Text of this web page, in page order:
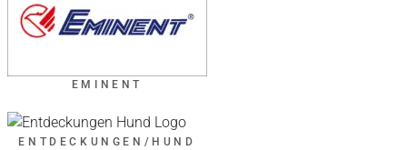
EMINENT
ENTDECKUNGEN/HUND